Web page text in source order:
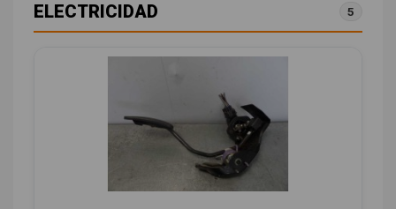
ELECTRICIDAD 5